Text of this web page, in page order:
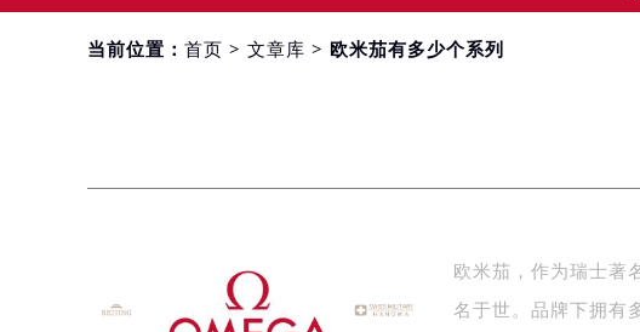
当前位置： 首页 > 文章库 > 欧米茄有多少个系列
欧米茄，作为瑞士著
名于世。品牌下拥有